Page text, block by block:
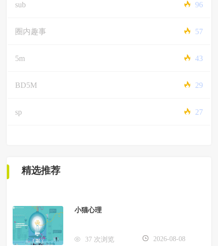
sub 96
圈内趣事 57
5m 43
BD5M 29
sp 27
精选推荐
小猫心理
37 次浏览 2026-08-08